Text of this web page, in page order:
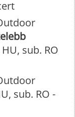
sub. RO
sub. RO -